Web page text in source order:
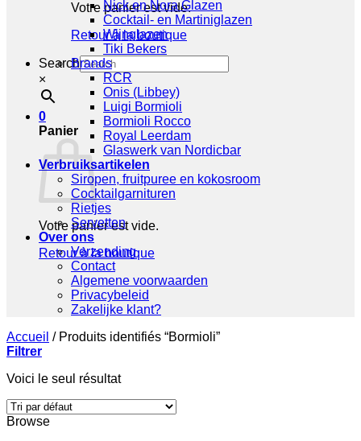
Votre panier est vide.
Retour à la boutique
Search
×
0
Panier
Votre panier est vide.
Retour à la boutique
Nick en Nora Glazen
Cocktail- en Martiniglazen
Wijnglazen
Tiki Bekers
Brands
RCR
Onis (Libbey)
Luigi Bormioli
Bormioli Rocco
Royal Leerdam
Glaswerk van Nordicbar
Verbruiksartikelen
Siropen, fruitpuree en kokosroom
Cocktailgarnituren
Rietjes
Servetten
Over ons
Verzending
Contact
Algemene voorwaarden
Privacybeleid
Zakelijke klant?
Accueil /Produits identifiés “Bormioli”
Filtrer
Voici le seul résultat
Browse